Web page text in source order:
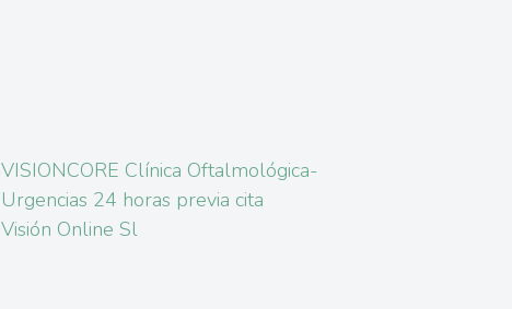
VISIONCORE Clínica Oftalmológica-
Urgencias 24 horas previa cita
Visión Online Sl